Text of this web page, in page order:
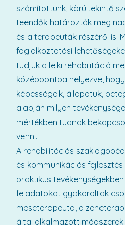
számítottunk, körültekintő
teendők határozták meg
és a terapeuták részéről is.
foglalkoztatási
tudjuk a lelki rehabilitáció
középpontba helyezve,
képességeik, állapotuk,
alapján milyen
mértékben tudnak
venni.
A rehabilitációs
és kommunikációs
praktikus
feladatokat gyakoroltak
meseterapeuta, a
által alkalmazott